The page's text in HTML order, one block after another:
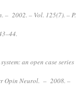
– 2002. – Vol. 125(7). – P.
an open case series
Opin Neurol. – 2008. –